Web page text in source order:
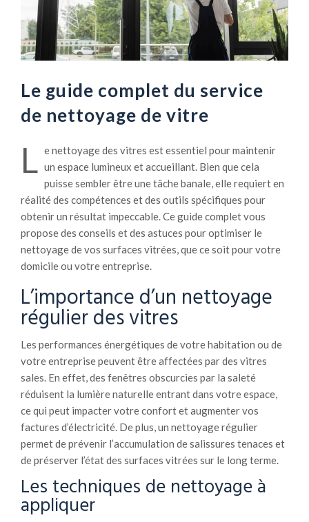
Le guide complet du service
de nettoyage de vitre
L e nettoyage des vitres est essentiel pour maintenir
un espace lumineux et accueillant. Bien que cela
puisse sembler être une tâche banale, elle requiert en
réalité des compétences et des outils spécifiques pour
obtenir un résultat impeccable. Ce guide complet vous
propose des conseils et des astuces pour optimiser le
nettoyage de vos surfaces vitrées, que ce soit pour votre
domicile ou votre entreprise.
L’importance d’un nettoyage
régulier des vitres
Les performances énergétiques de votre habitation ou de
votre entreprise peuvent être affectées par des vitres
sales. En effet, des fenêtres obscurcies par la saleté
réduisent la lumière naturelle entrant dans votre espace,
ce qui peut impacter votre confort et augmenter vos
factures d’électricité. De plus, un nettoyage régulier
permet de prévenir l’accumulation de salissures tenaces et
de préserver l’état des surfaces vitrées sur le long terme.
Les techniques de nettoyage à
appliquer